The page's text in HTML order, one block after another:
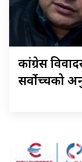
कांग्रेस
सर्वोच्चको